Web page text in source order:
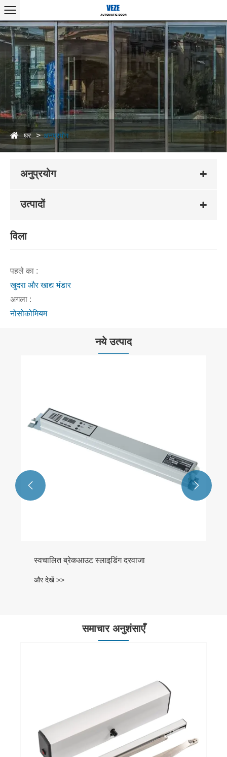
घर अनुप्रयोग
अनुप्रयोग
उत्पादों
विला
पहले का :
खुदरा और खाद्य भंडार
अगला :
नोसोकोमियम
नये उत्पाद
स्लाइडिंग दरवाजा
 
समाचार अनुशंसाएँ
दरवाजे क्यों आवश्यक हैं?
और देखें >>